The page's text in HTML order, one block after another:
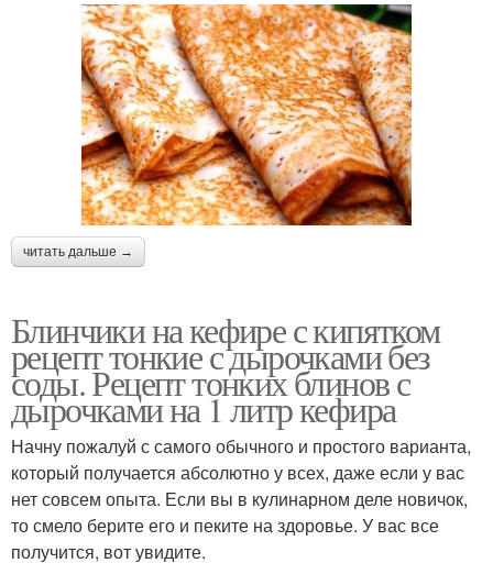
читать дальше →
Блинчики на кефире с кипятком
рецепт тонкие с дырочками без
соды. Рецепт тонких блинов с
дырочками на 1 литр кефира
Начну пожалуй с самого обычного и простого варианта,
который получается абсолютно у всех, даже если у вас
нет совсем опыта. Если вы в кулинарном деле новичок,
то смело берите его и пеките на здоровье. У вас все
получится, вот увидите.